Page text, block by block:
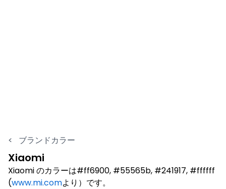
< ブランドカラー
Xiaomi
Xiaomi のカラーは#ff6900, #55565b, #241917, #ffffff
(www.mi.comより）です。